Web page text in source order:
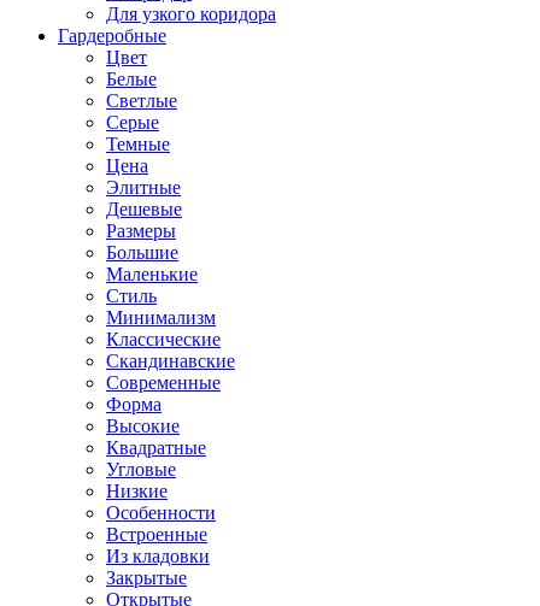
Для узкого коридора
Гардеробные
Цвет
Белые
Светлые
Серые
Темные
Цена
Элитные
Дешевые
Размеры
Большие
Маленькие
Стиль
Минимализм
Классические
Скандинавские
Современные
Форма
Высокие
Квадратные
Угловые
Низкие
Особенности
Встроенные
Из кладовки
Закрытые
Открытые